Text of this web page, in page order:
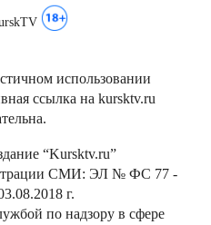
использовании
ссылка на kursktv.ru
“Kursktv.ru”
СМИ: ЭЛ № ФС 77 -
г.
по надзору в сфере